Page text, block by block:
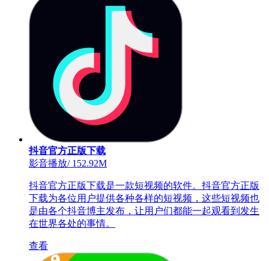
抖音官方正版下载
影音播放/152.92M
抖音官方正版下载是一款短视频的软件。抖音官方正版
下载为各位用户提供各种各样的短视频，这些短视频也
是由各个抖音博主发布，让用户们都能一起观看到发生
在世界各处的事情。
查看